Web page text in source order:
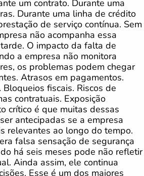
um contrato. Durante uma
Durante uma linha de crédito
de serviço contínua. Sem
não acompanha essa
O impacto da falta de
a empresa não monitora
os problemas podem chegar
Atrasos em pagamentos.
fiscais. Riscos de
contratuais. Exposição
crítico é que muitas dessas
antecipadas se a empresa
relevantes ao longo do tempo.
falsa sensação de segurança
há seis meses pode não refletir
Ainda assim, ele continua
Esse é um dos maiores